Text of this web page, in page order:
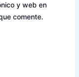
y web en
comente.